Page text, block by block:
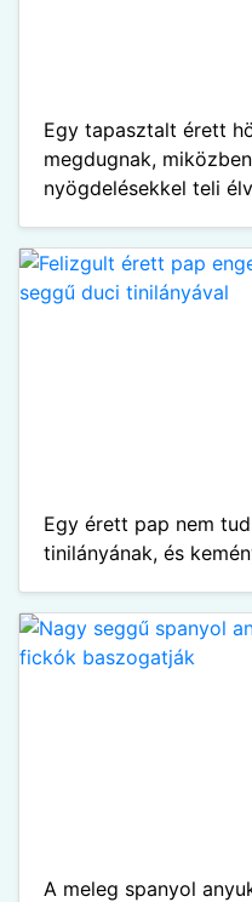
Egy tapasztalt érett
megdugnak,
nyögdelésekkel teli
Egy érett pap nem
tinilányának, és
A meleg spanyol